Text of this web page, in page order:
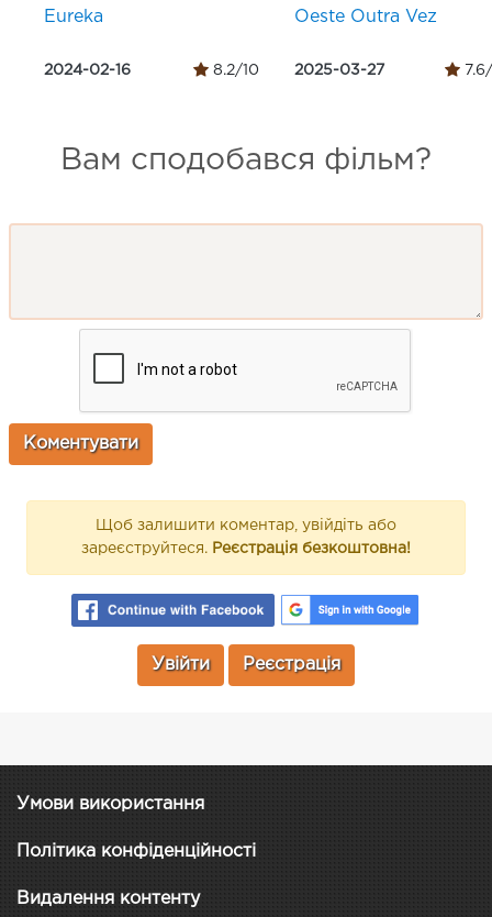
Eureka
2024-02-16 8.2/10
Oeste Outra Vez
2025-03-27 7.6/
Вам сподобався фільм?
Щоб залишити коментар, увійдіть або
зареєструйтеся. Реєстрація безкоштовна!
Увійти Реєстрація
Умови використання
Політика конфіденційності
Видалення контенту